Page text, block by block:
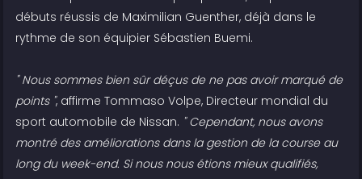
débuts réussis de Maximilian Guenther, déjà dans le
rythme de son équipier Sébastien Buemi.
" Nous sommes bien sûr déçus de ne pas avoir marqué de
points ", affirme Tommaso Volpe, Directeur mondial du
sport automobile de Nissan. " Cependant, nous avons
montré des améliorations dans la gestion de la course au
long du week-end. Si nous nous étions mieux qualifiés,